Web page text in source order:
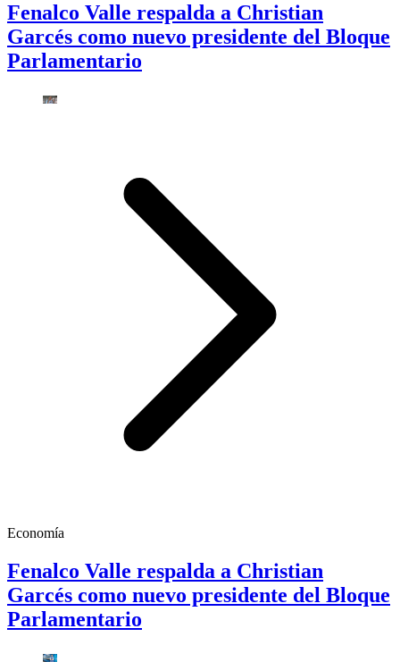
Fenalco Valle respalda a Christian
Garcés como nuevo presidente del Bloque
Parlamentario
Economía
Fenalco Valle respalda a Christian
Garcés como nuevo presidente del Bloque
Parlamentario